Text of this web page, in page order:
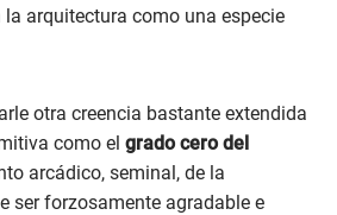
arquitectura como una especie
otra creencia bastante extendida
como el grado cero del
arcádico, seminal, de la
ser forzosamente agradable e